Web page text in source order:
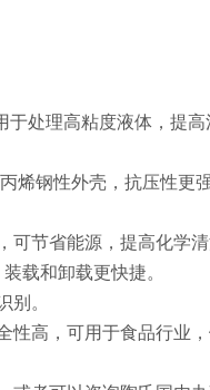
处理高粘度液体，提
烯钢性外壳，抗压性更
节省能源，提高化学清
载和卸载更快捷。
别。
高，可用于食品行业，